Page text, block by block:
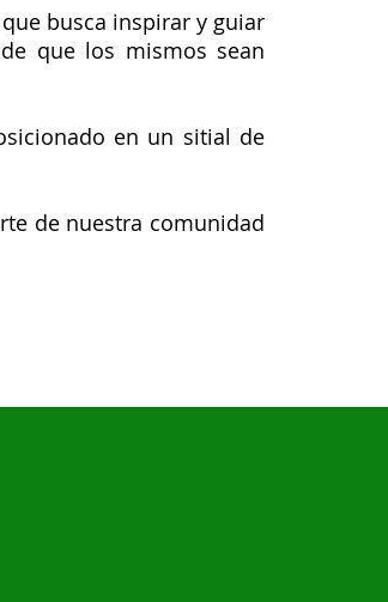
busca inspirar y guiar
que los mismos sean
en un sitial de
de nuestra comunidad